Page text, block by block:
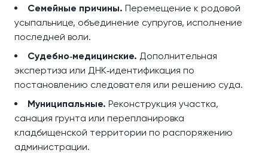
Семейные причины. Перемещение к родовой
усыпальнице, объединение супругов, исполнение
последней воли.
Судебно‑медицинские. Дополнительная
экспертиза или ДНК‑идентификация по
постановлению следователя или решению суда.
Муниципальные. Реконструкция участка,
санация грунта или перепланировка
кладбищенской территории по распоряжению
администрации.